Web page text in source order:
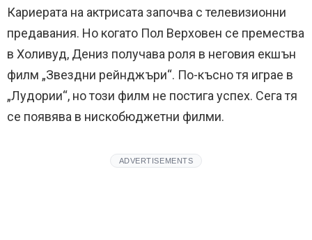
Кариерата на актрисата започва с телевизионни
предавания. Но когато Пол Верховен се премества
в Холивуд, Дениз получава роля в неговия екшън
филм „Звездни рейнджъри“. По-късно тя играе в
„Лудории“, но този филм не постига успех. Сега тя
се появява в нискобюджетни филми.
ADVERTISEMENTS